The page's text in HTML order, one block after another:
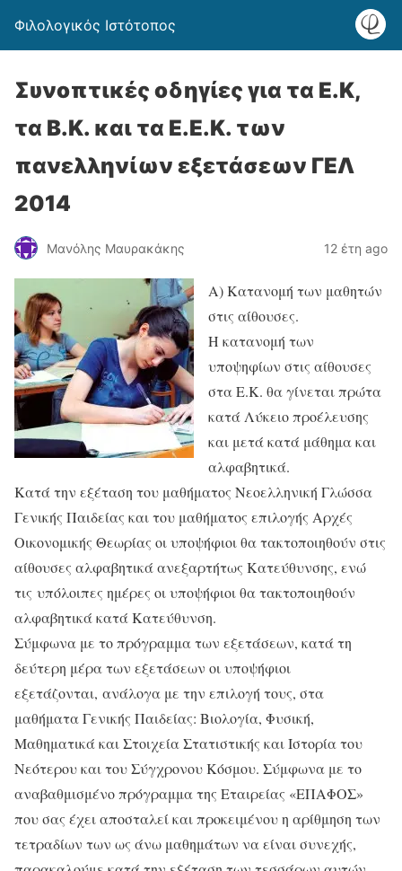
Φιλολογικός Ιστότοπος
Συνοπτικές οδηγίες για τα Ε.Κ,
τα Β.Κ. και τα Ε.Ε.Κ. των
πανελληνίων εξετάσεων ΓΕΛ
2014
Μανόλης Μαυρακάκης 12 έτη ago
Α) Κατανομή των μαθητών
στις αίθουσες.
Η κατανομή των
υποψηφίων στις αίθουσες
στα Ε.Κ. θα γίνεται πρώτα
κατά Λύκειο προέλευσης
και μετά κατά μάθημα και
αλφαβητικά.
Κατά την εξέταση του μαθήματος Νεοελληνική Γλώσσα
Γενικής Παιδείας και του μαθήματος επιλογής Αρχές
Οικονομικής Θεωρίας οι υποψήφιοι θα τακτοποιηθούν στις
αίθουσες αλφαβητικά ανεξαρτήτως Κατεύθυνσης, ενώ
τις υπόλοιπες ημέρες οι υποψήφιοι θα τακτοποιηθούν
αλφαβητικά κατά Κατεύθυνση.
Σύμφωνα με το πρόγραμμα των εξετάσεων, κατά τη
δεύτερη μέρα των εξετάσεων οι υποψήφιοι
εξετάζονται, ανάλογα με την επιλογή τους, στα
μαθήματα Γενικής Παιδείας: Βιολογία, Φυσική,
Μαθηματικά και Στοιχεία Στατιστικής και Ιστορία του
Νεότερου και του Σύγχρονου Κόσμου. Σύμφωνα με το
αναβαθμισμένο πρόγραμμα της Εταιρείας «ΕΠΑΦΟΣ»
που σας έχει αποσταλεί και προκειμένου η αρίθμηση των
τετραδίων των ως άνω μαθημάτων να είναι συνεχής,